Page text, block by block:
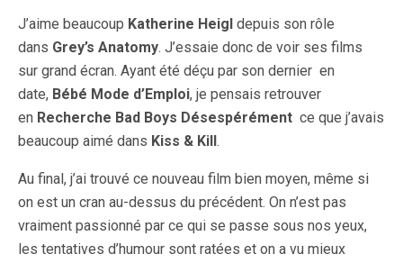
J’aime beaucoup Katherine Heigl depuis son rôle
dans Grey’s Anatomy. J’essaie donc de voir ses films
sur grand écran. Ayant été déçu par son dernier en
date, Bébé Mode d’Emploi, je pensais retrouver
en Recherche Bad Boys Désespérément ce que j’avais
beaucoup aimé dans Kiss & Kill .
Au final, j’ai trouvé ce nouveau film bien moyen, même si
on est un cran au-dessus du précédent. On n’est pas
vraiment passionné par ce qui se passe sous nos yeux,
les tentatives d’humour sont ratées et on a vu mieux